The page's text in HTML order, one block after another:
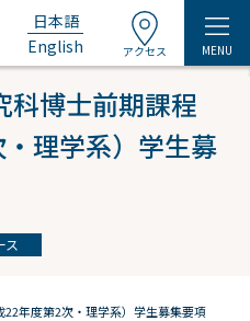
日本語
English
アクセス MENU
科博士前期課程
・理学系）学生募
ス
年度第2次・理学系）学生募集要項